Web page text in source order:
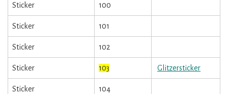
Sticker 100
Sticker 101
Sticker 102
Sticker 103 Glitzersticker
Sticker 104